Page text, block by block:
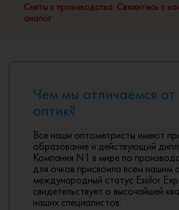
Сняты с производства. Свяжитесь с
аналог
Чем мы отличаемся от
оптик?
Все наши оптометристы имеют
образование и действующий
Компания N1 в мире по
для очков присвоила всем нашим
международный статус Essilor
свидетельствует о высочайшей
наших специалистов.